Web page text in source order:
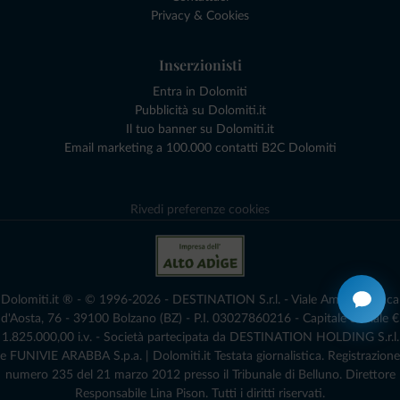
Privacy & Cookies
Inserzionisti
Entra in Dolomiti
Pubblicità su Dolomiti.it
Il tuo banner su Dolomiti.it
Email marketing a 100.000 contatti B2C Dolomiti
Rivedi preferenze cookies
Dolomiti.it ® - © 1996-2026 - DESTINATION S.r.l. - Viale Amedeo Duca
d'Aosta, 76 - 39100 Bolzano (BZ) - P.I. 03027860216 - Capitale Sociale €
1.825.000,00 i.v. - Società partecipata da DESTINATION HOLDING S.r.l.
e FUNIVIE ARABBA S.p.a. | Dolomiti.it Testata giornalistica. Registrazione
numero 235 del 21 marzo 2012 presso il Tribunale di Belluno.­ Direttore
Responsabile Lina Pison. Tutti i diritti riservati.